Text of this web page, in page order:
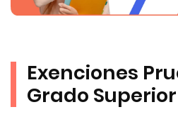
Exenciones
Grado Superior